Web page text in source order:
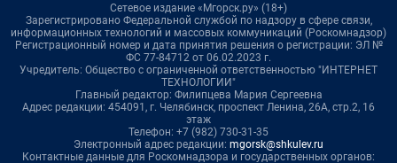
Сетевое издание «Мгорск.ру» (18+)
Зарегистрировано Федеральной службой по надзору в сфере связи,
информационных технологий и массовых коммуникаций (Роскомнадзор)
Регистрационный номер и дата принятия решения о регистрации: ЭЛ №
ФС 77-84712 от 06.02.2023 г.
Учредитель: Общество с ограниченной ответственностью "ИНТЕРНЕТ
ТЕХНОЛОГИИ"
Главный редактор: Филипцева Мария Сергеевна
Адрес редакции: 454091, г. Челябинск, проспект Ленина, 26А, стр.2, 16
этаж
Телефон: +7 (982) 730-31-35
Электронный адрес редакции: mgorsk@shkulev.ru
Контактные данные для Роскомнадзора и государственных органов: